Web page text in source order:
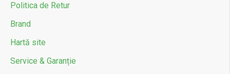
Politica de Retur
Brand
Hartă site
Service & Garanție